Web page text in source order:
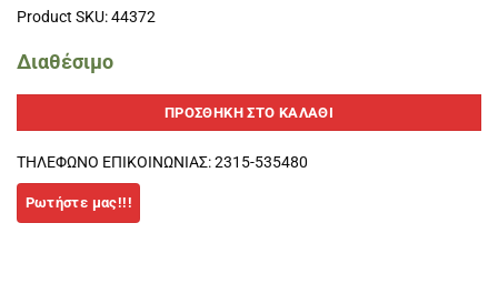
Product SKU: 44372
Διαθέσιμο
ΠΡΟΣΘΉΚΗ ΣΤΟ ΚΑΛΆΘΙ
ΤΗΛΕΦΩΝΟ ΕΠΙΚΟΙΝΩΝΙΑΣ: 2315-535480